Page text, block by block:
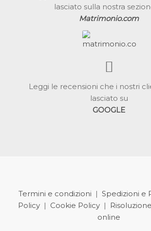
lasciato sulla nostra
Matrimonio.com
Leggi le recensioni che i nostri
lasciato su
GOOGLE
Termini e condizioni | Spedizioni e
Policy| Cookie Policy|
online